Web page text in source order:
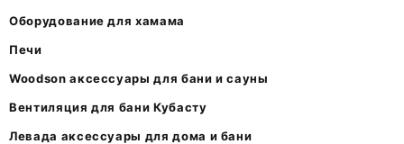
Оборудование для хамама
Печи
Woodson аксессуары для бани и сауны
Вентиляция для бани Кубасту
Левада аксессуары для дома и бани